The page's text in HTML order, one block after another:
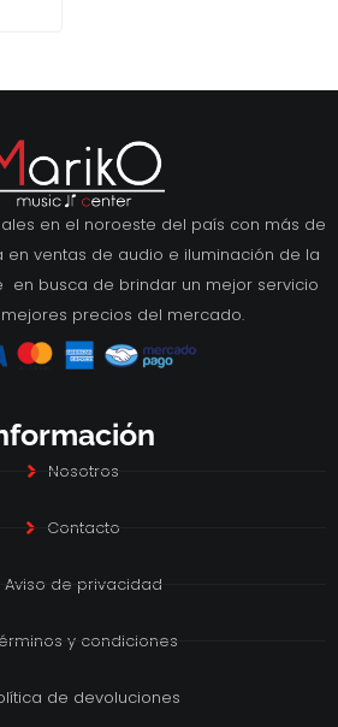
en el noroeste del país con más de
en ventas de audio e iluminación de la
en busca de brindar un mejor servicio
precios del mercado.
Nosotros
Contacto
Aviso de privacidad
y condiciones
de devoluciones